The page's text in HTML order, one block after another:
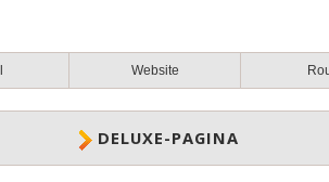
Website
DELUXE-PAGINA